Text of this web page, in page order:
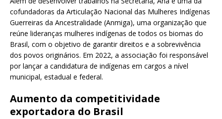
cofundadoras da Articulação Nacional das Mulheres Indígenas
Guerreiras da Ancestralidade (Anmiga), uma organização que
reúne lideranças mulheres indígenas de todos os biomas do
Brasil, com o objetivo de garantir direitos e a sobrevivência
dos povos originários. Em 2022, a associação foi responsável
por lançar a candidatura de indígenas em cargos a nível
municipal, estadual e federal.
Aumento da competitividade
exportadora do Brasil